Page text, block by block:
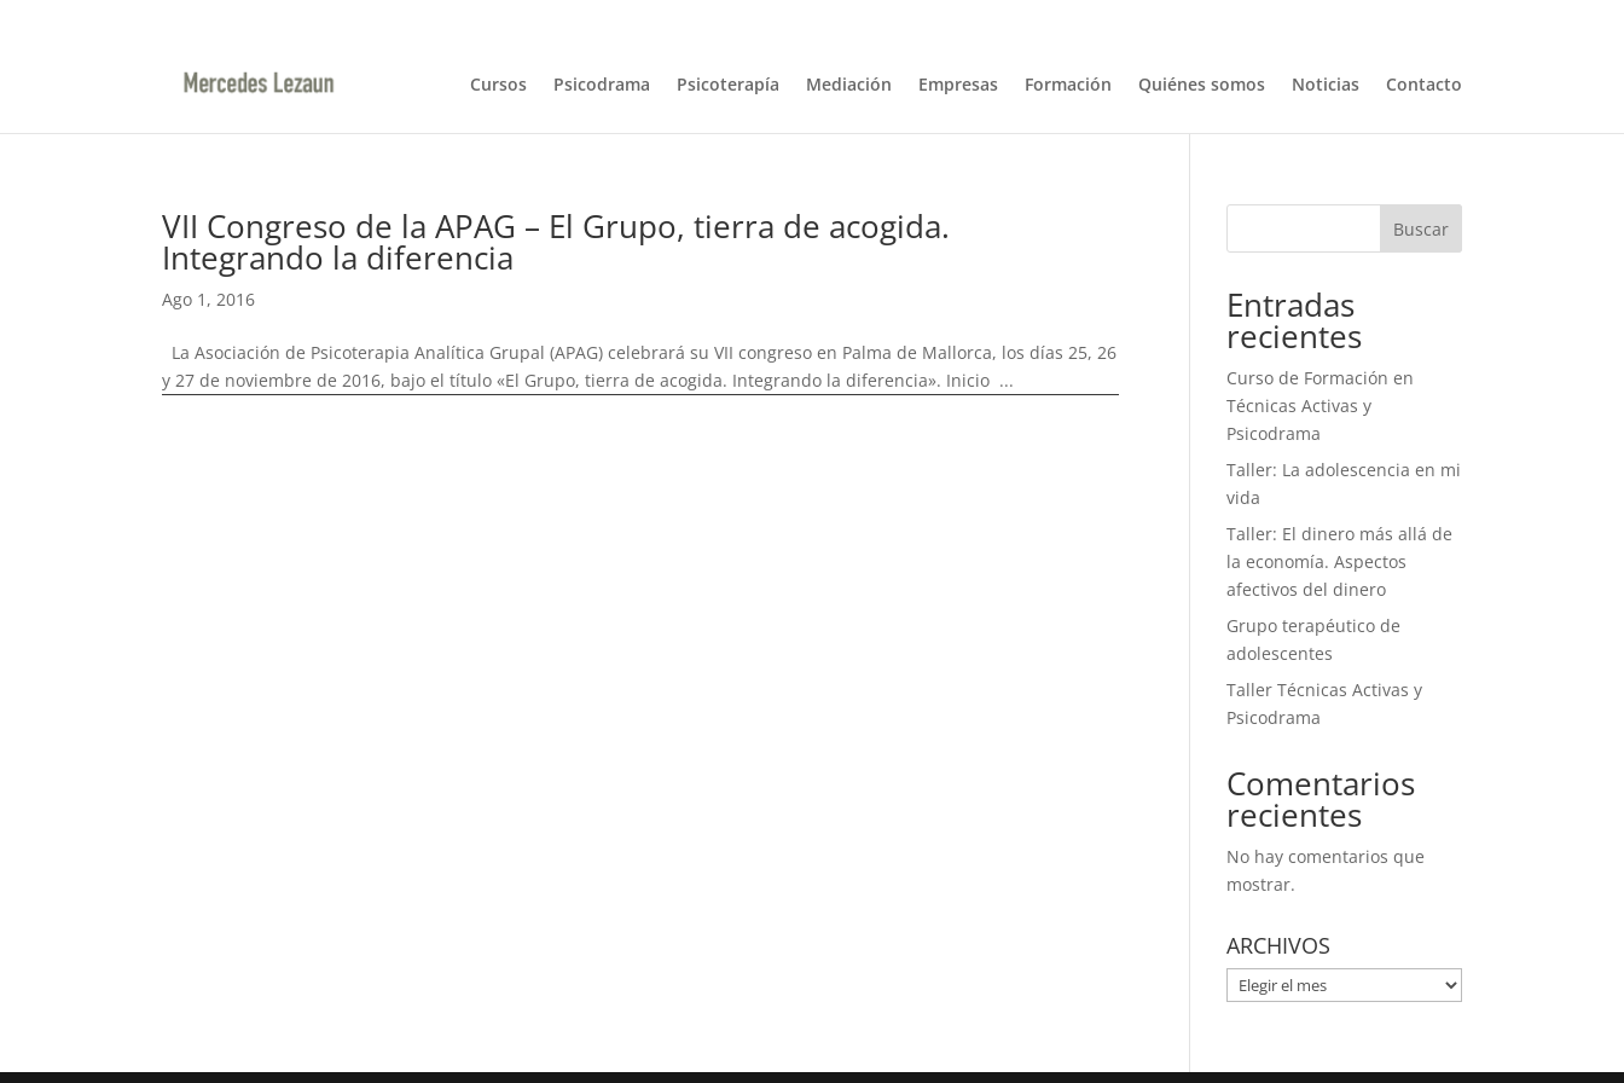
Cursos Psicodrama Psicoterapía Mediación Empresas Formación Quiénes somos Noticias Contacto
VII Congreso de la APAG – El Grupo, tierra de acogida.
Integrando la diferencia
Ago 1, 2016
La Asociación de Psicoterapia Analítica Grupal (APAG) celebrará su VII congreso en Palma de Mallorca, los días 25, 26
y 27 de noviembre de 2016, bajo el título «El Grupo, tierra de acogida. Integrando la diferencia». Inicio ...
Buscar
Entradas
recientes
Curso de Formación en
Técnicas Activas y
Psicodrama
Taller: La adolescencia en mi
vida
Taller: El dinero más allá de
la economía. Aspectos
afectivos del dinero
Grupo terapéutico de
adolescentes
Taller Técnicas Activas y
Psicodrama
Comentarios
recientes
No hay comentarios que
mostrar.
ARCHIVOS
ARCHIVOS